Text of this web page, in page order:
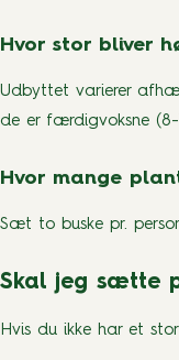
Hvor stor bliver
Udbyttet varierer
de er færdigvoksne (8-
Hvor mange
Sæt to buske pr.
Skal jeg sætte
Hvis du ikke har et